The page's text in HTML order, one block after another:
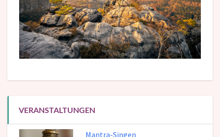
VERANSTALTUNGEN
Mantra-Singen